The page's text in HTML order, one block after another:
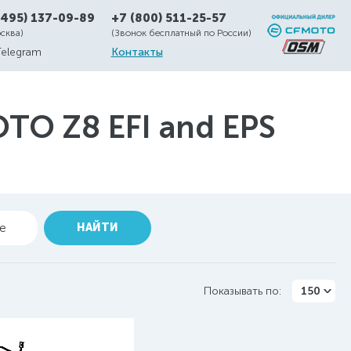
137-09-89 +7 (800) 511-25-57
(Звонок бесплатный по России)
Контакты
Z8 EFI and EPS
НАЙТИ
Показывать по: 150